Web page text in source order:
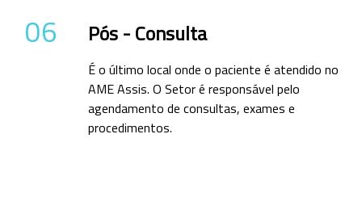
06 Pós - Consulta
É o último local onde o paciente é atendido no
AME Assis. O Setor é responsável pelo
agendamento de consultas, exames e
procedimentos.